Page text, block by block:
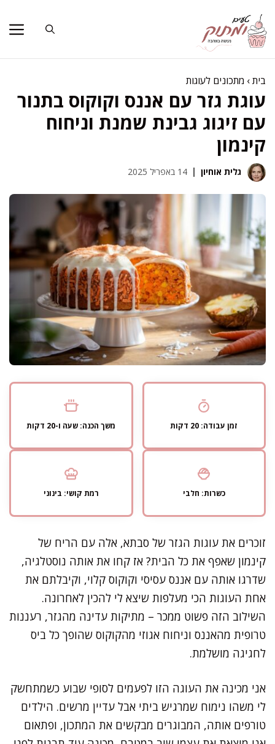
לתוכן
בית› מתכונים לעוגות
עוגת גזר עם אננס וקוקוס בתנור
עם זיגוג גבינת שמנת וניחוח
קינמון
גלית אוחיון 14 באפריל 2025
זמן עבודה: 20 דקות משך הכנה: שעה ו-20 דקות
כשרות: חלבי רמת קושי: בינוני
זוכרים את עוגות הגזר של סבתא, אלה עם הריח של
קינמון שאפף את כל הבית? אז קחו את אותה נוסטלגיה,
שדרגו אותה עם אננס עסיסי וקוקוס קלוי, וקיבלתם את
אחת העוגות הכי מעלפות שיצא לי להכין לאחרונה.
השילוב הזה פשוט ממכר – מתיקות עדינה מהגזר, רעננות
טרופית מהאננס וניחוח אגוזי מהקוקוס שהופך כל ביס
לחגיגה מושלמת.
אני מכינה את העוגה הזו לפעמים לסופי שבוע כשמתחשק
לי משהו נימוח שמרגיש ביתי אבל עדיין מרשים. הילדים
טורפים אותה, המבוגרים מבקשים את המתכון, ופתאום